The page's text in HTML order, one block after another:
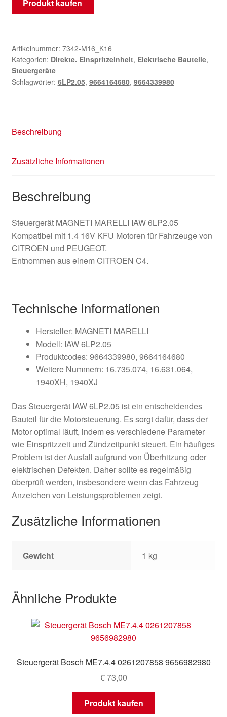
Produkt kaufen
Artikelnummer: 7342-M16_K16
Kategorien: Direkte. Einspritzeinheit, Elektrische Bauteile,
Steuergeräte
Schlagwörter: 6LP2.05, 9664164680, 9664339980
Beschreibung
Zusätzliche Informationen
Beschreibung
Steuergerät MAGNETI MARELLI IAW 6LP2.05
Kompatibel mit 1.4 16V KFU Motoren für Fahrzeuge von
CITROEN und PEUGEOT.
Entnommen aus einem CITROEN C4.
Technische Informationen
Hersteller: MAGNETI MARELLI
Modell: IAW 6LP2.05
Produktcodes: 9664339980, 9664164680
Weitere Nummern: 16.735.074, 16.631.064,
1940XH, 1940XJ
Das Steuergerät IAW 6LP2.05 ist ein entscheidendes
Bauteil für die Motorsteuerung. Es sorgt dafür, dass der
Motor optimal läuft, indem es verschiedene Parameter
wie Einspritzzeit und Zündzeitpunkt steuert. Ein häufiges
Problem ist der Ausfall aufgrund von Überhitzung oder
elektrischen Defekten. Daher sollte es regelmäßig
überprüft werden, insbesondere wenn das Fahrzeug
Anzeichen von Leistungsproblemen zeigt.
Zusätzliche Informationen
Gewicht 1 kg
Ähnliche Produkte
Steuergerät Bosch ME7.4.4 0261207858 9656982980
€73,00
Produkt kaufen